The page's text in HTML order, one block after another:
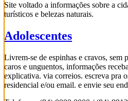
Site voltado a informações sobre a
turísticos e belezas naturais.
Adolescentes
Livrem-se de espinhas e cravos, sem
caros e unguentos, informações
explicativa. via correios. escreva pra
residencial e/ou email. e envie seu